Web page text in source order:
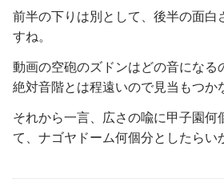
前半の下りは別として、後半の面白
すね。
動画の空砲のズドンはどの音になる
絶対音階とは程遠いので見当もつか
それから一言、広さの喩に甲子園何
て、ナゴヤドーム何個分としたらい